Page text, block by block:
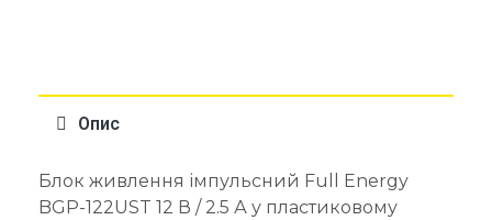
Опис
Блок живлення імпульсний Full Energy
BGP-122UST 12 В / 2.5 А у пластиковому